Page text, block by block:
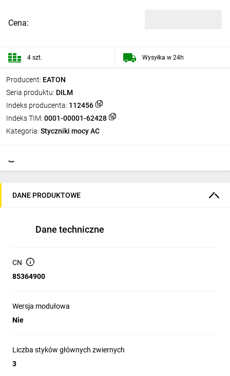
Producent: EATON
Seria produktu: DILM
Indeks producenta: 112456
Indeks TIM: 0001-00001-62428
Kategoria: Styczniki mocy AC
Cena:
4 szt. Wysyłka w 24h
DANE PRODUKTOWE
Dane techniczne
CN
85364900
Wersja modułowa
Nie
Liczba styków głównych zwiernych
3